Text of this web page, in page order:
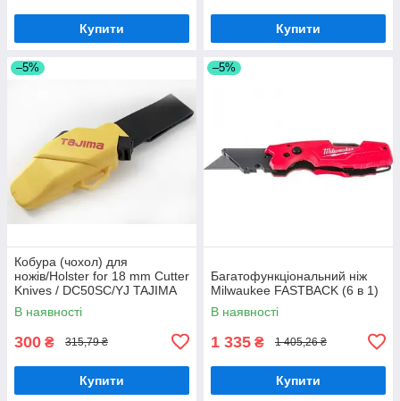
Купити Купити
–5%
Кобура (чохол) для
ножів/Holster for 18 mm Cutter
Knives / DC50SC/YJ TAJIMA
В наявності
300 ₴ 315,79 ₴
Купити
–5%
Багатофункціональний ніж
Milwaukee FASTBACK (6 в 1)
В наявності
1 335 ₴ 1 405,26 ₴
Купити